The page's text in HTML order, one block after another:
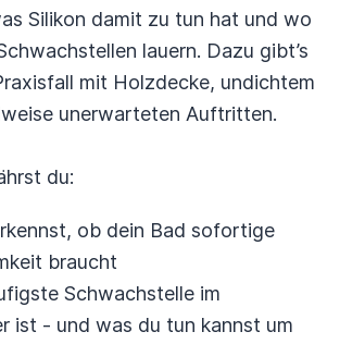
Silikon damit zu tun hat und wo
lauern. Dazu gibt’s
mit Holzdecke, undichtem
unerwarteten Auftritten.
du:
ob dein Bad sofortige
braucht
Schwachstelle im
ist - und was du tun kannst um